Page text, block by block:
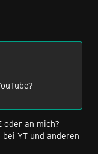
oder an mich?
YT und anderen